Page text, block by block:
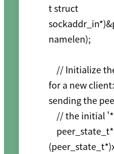
t struct
namelen);
for a new
sending the